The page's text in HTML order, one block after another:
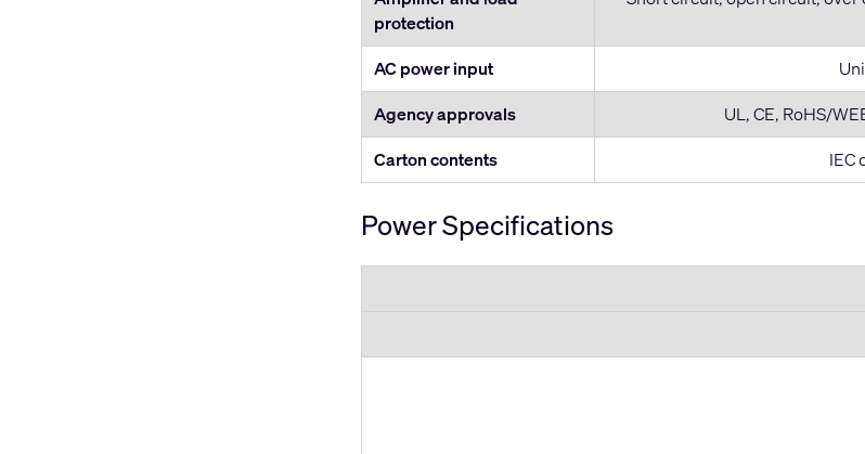
protection
AC power input
Agency approvals
UL, CE, RoHS/
Carton contents
IEC
Power Specifications